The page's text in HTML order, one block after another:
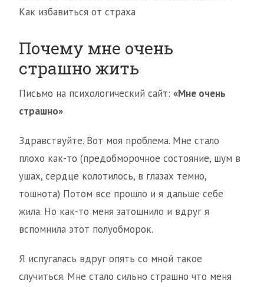
Как избавиться от страха
Почему мне очень
страшно жить
Письмо на психологический сайт: «Мне очень
страшно»
Здравствуйте. Вот моя проблема. Мне стало
плохо как-то (предобморочное состояние, шум в
ушах, сердце колотилось, в глазах темно,
тошнота) Потом все прошло и я дальше себе
жила. Но как-то меня затошнило и вдруг я
вспомнила этот полуобморок.
Я испугалась вдруг опять со мной такое
случиться. Мне стало сильно страшно что меня